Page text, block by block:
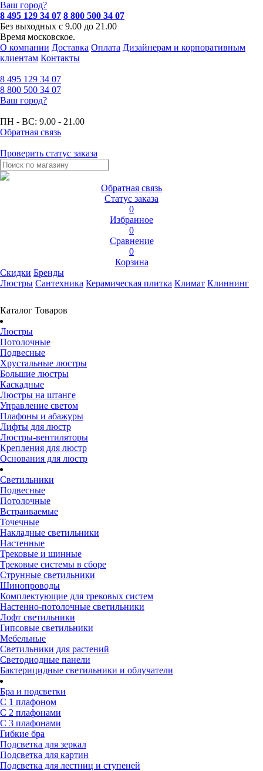
Ваш город?
8 495 129 34 07 8 800 500 34 07
Без выходных с 9.00 до 21.00
Время московское.
О компании Доставка Оплата Дизайнерам и корпоративным
клиентам Контакты
8 495 129 34 07
8 800 500 34 07
Ваш город?
ПН - ВС: 9.00 - 21.00
Обратная связь
Проверить статус заказа
Обратная связь
Статус заказа
0
Избранное
0
Сравнение
0
Корзина
Скидки Бренды
Люстры Сантехника Керамическая плитка Климат Клиннинг
Каталог Товаров
Люстры
Потолочные
Подвесные
Хрустальные люстры
Большие люстры
Каскадные
Люстры на штанге
Управление светом
Плафоны и абажуры
Лифты для люстр
Люстры-вентиляторы
Крепления для люстр
Основания для люстр
Светильники
Подвесные
Потолочные
Встраиваемые
Точечные
Накладные светильники
Настенные
Трековые и шинные
Трековые системы в сборе
Струнные светильники
Шинопроводы
Комплектующие для трековых систем
Настенно-потолочные светильники
Лофт светильники
Гипсовые светильники
Мебельные
Светильники для растений
Светодиодные панели
Бактерицидные светильники и облучатели
Бра и подсветки
С 1 плафоном
С 2 плафонами
С 3 плафонами
Гибкие бра
Подсветка для зеркал
Подсветка для картин
Подсветка для лестниц и ступеней